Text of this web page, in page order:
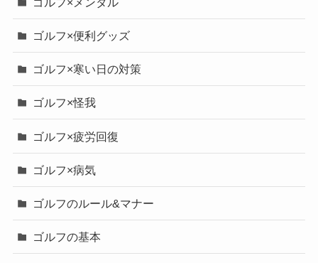
ゴルフ×便利グッズ
ゴルフ×寒い日の対策
ゴルフ×怪我
ゴルフ×疲労回復
ゴルフ×病気
ゴルフのルール&マナー
ゴルフの基本